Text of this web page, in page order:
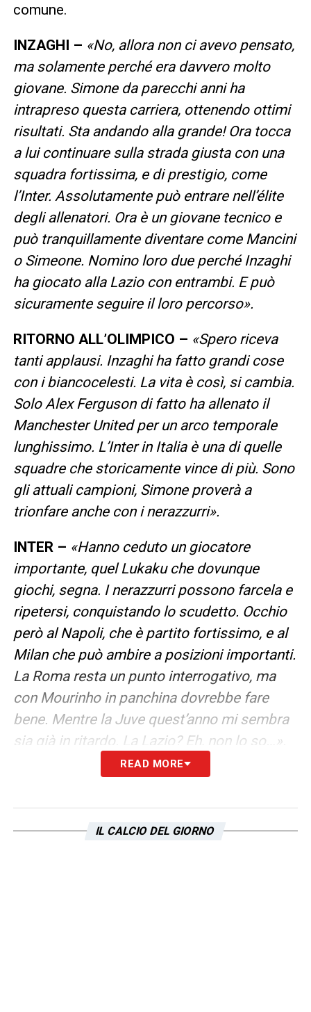
comune.
INZAGHI – «No, allora non ci avevo pensato,
ma solamente perché era davvero molto
giovane. Simone da parecchi anni ha
intrapreso questa carriera, ottenendo ottimi
risultati. Sta andando alla grande! Ora tocca
a lui continuare sulla strada giusta con una
squadra fortissima, e di prestigio, come
l’Inter. Assolutamente può entrare nell’élite
degli allenatori. Ora è un giovane tecnico e
può tranquillamente diventare come Mancini
o Simeone. Nomino loro due perché Inzaghi
ha giocato alla Lazio con entrambi. E può
sicuramente seguire il loro percorso».
RITORNO ALL’OLIMPICO – «Spero riceva
tanti applausi. Inzaghi ha fatto grandi cose
con i biancocelesti. La vita è così, si cambia.
Solo Alex Ferguson di fatto ha allenato il
Manchester United per un arco temporale
lunghissimo. L’Inter in Italia è una di quelle
squadre che storicamente vince di più. Sono
gli attuali campioni, Simone proverà a
trionfare anche con i nerazzurri».
INTER – «Hanno ceduto un giocatore
importante, quel Lukaku che dovunque
giochi, segna. I nerazzurri possono farcela e
ripetersi, conquistando lo scudetto. Occhio
però al Napoli, che è partito fortissimo, e al
Milan che può ambire a posizioni importanti.
La Roma resta un punto interrogativo, ma
con Mourinho in panchina dovrebbe fare
bene. Mentre la Juve quest’anno mi sembra
sia già in ritardo. La Lazio? Eh, non lo so…».
LAZIO-INTER – «Una gara molto
biancoceleste torna a Roma da avversario. Il
READ MORE
IL CALCIO DEL GIORNO